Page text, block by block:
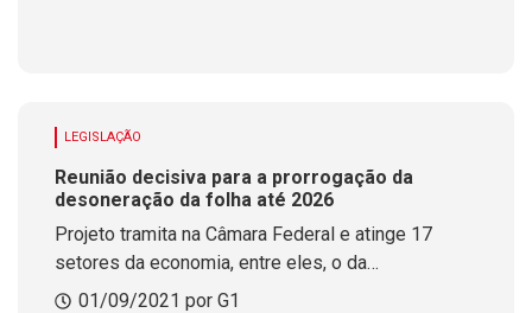
LEGISLAÇÃO
Reunião decisiva para a prorrogação da
desoneração da folha até 2026
Projeto tramita na Câmara Federal e atinge 17
setores da economia, entre eles, o da
Comunicação
01/09/2021 por G1